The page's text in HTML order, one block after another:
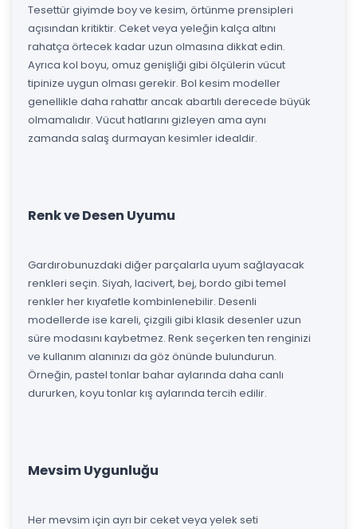
Tesettür giyimde boy ve kesim, örtünme prensipleri
açısından kritiktir. Ceket veya yeleğin kalça altını
rahatça örtecek kadar uzun olmasına dikkat edin.
Ayrıca kol boyu, omuz genişliği gibi ölçülerin vücut
tipinize uygun olması gerekir. Bol kesim modeller
genellikle daha rahattır ancak abartılı derecede büyük
olmamalıdır. Vücut hatlarını gizleyen ama aynı
zamanda salaş durmayan kesimler idealdir.
Renk ve Desen Uyumu
Gardırobunuzdaki diğer parçalarla uyum sağlayacak
renkleri seçin. Siyah, lacivert, bej, bordo gibi temel
renkler her kıyafetle kombinlenebilir. Desenli
modellerde ise kareli, çizgili gibi klasik desenler uzun
süre modasını kaybetmez. Renk seçerken ten renginizi
ve kullanım alanınızı da göz önünde bulundurun.
Örneğin, pastel tonlar bahar aylarında daha canlı
dururken, koyu tonlar kış aylarında tercih edilir.
Mevsim Uygunluğu
Her mevsim için ayrı bir ceket veya yelek seti